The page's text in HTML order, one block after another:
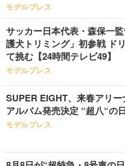
モデルプレス
サッカー日本代表・森保一
護犬トリミング」初参戦 ド
て挑む【24時間テレビ49】
モデルプレス
SUPER EIGHT、来春アリ
アルバム発売決定 “超八“の
モデルプレス